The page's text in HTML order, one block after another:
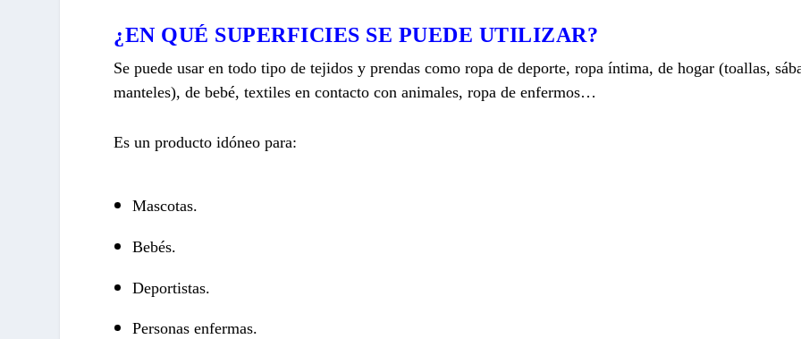
¿EN QUÉ SUPERFICIES SE PUEDE UTILIZAR?
Se puede usar en todo tipo de tejidos y prendas como ropa de deporte, ropa íntima, de hogar (toallas,
manteles), de bebé, textiles en contacto con animales, ropa de enfermos…
Es un producto idóneo para:
Mascotas.
Bebés.
Deportistas.
Personas enfermas.